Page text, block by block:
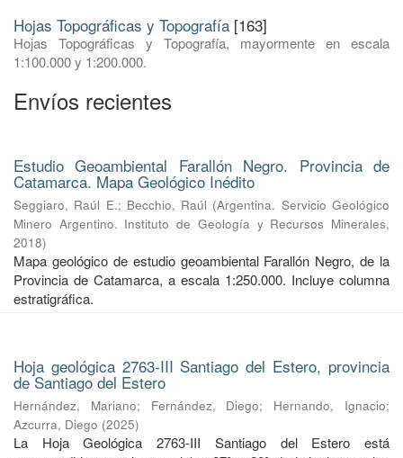
Hojas Topográficas y Topografía [163]
Hojas Topográficas y Topografía, mayormente en escala
1:100.000 y 1:200.000.
Envíos recientes
Estudio Geoambiental Farallón Negro. Provincia de
Catamarca. Mapa Geológico Inédito
Seggiaro, Raúl E.; Becchio, Raúl (Argentina. Servicio Geológico
Minero Argentino. Instituto de Geología y Recursos Minerales,
2018)
Mapa geológico de estudio geoambiental Farallón Negro, de la
Provincia de Catamarca, a escala 1:250.000. Incluye columna
estratigráfica.
Hoja geológica 2763-III Santiago del Estero, provincia
de Santiago del Estero
Hernández, Mariano; Fernández, Diego; Hernando, Ignacio;
Azcurra, Diego (2025)
La Hoja Geológica 2763-III Santiago del Estero está